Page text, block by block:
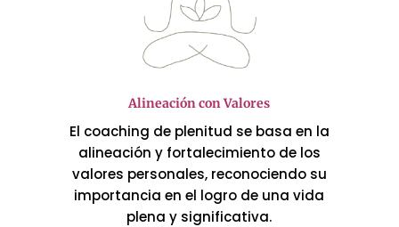
Alineación con Valores
El coaching de plenitud se basa en la
alineación y fortalecimiento de los
valores personales, reconociendo su
importancia en el logro de una vida
plena y significativa.